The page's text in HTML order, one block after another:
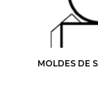
MOLDES DE